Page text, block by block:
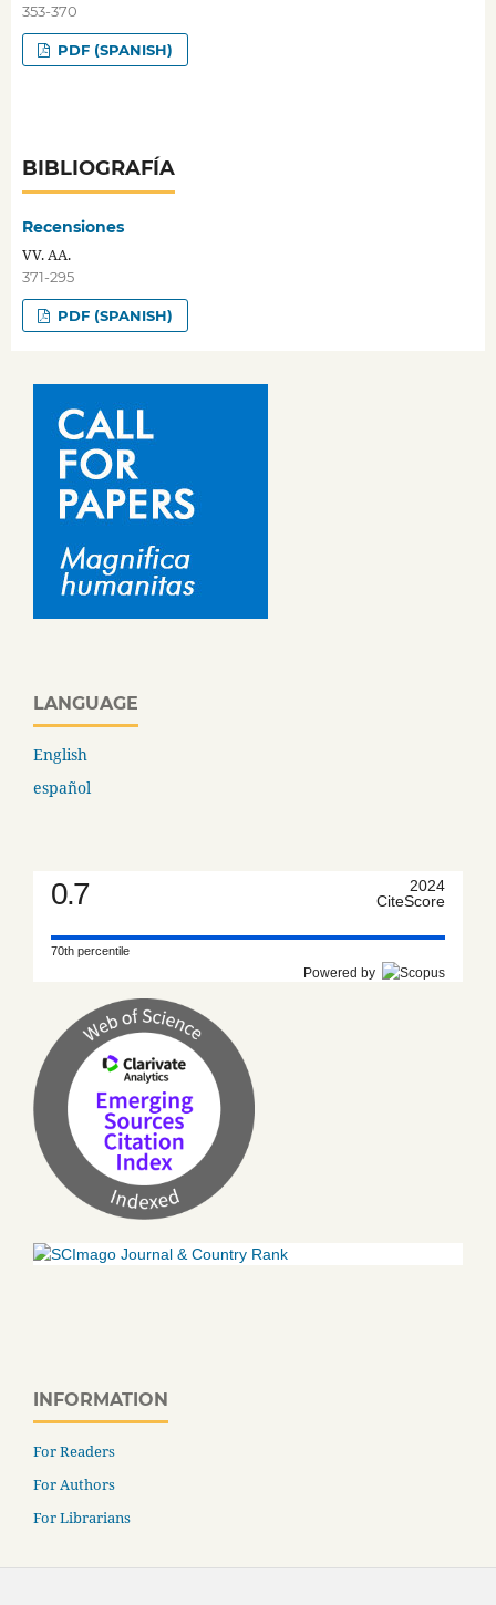
353-370
PDF (SPANISH)
BIBLIOGRAFÍA
Recensiones
VV. AA.
371-295
PDF (SPANISH)
LANGUAGE
English
español
0.7
2024
CiteScore
70th percentile
Powered by
INFORMATION
For Readers
For Authors
For Librarians